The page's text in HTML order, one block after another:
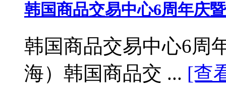
韩国商品交易中心6周年庆
韩国商品交易中心6周
海）韩国商品交 ... [查